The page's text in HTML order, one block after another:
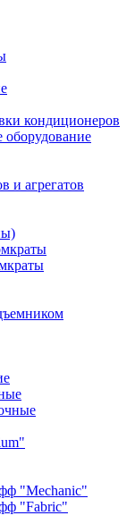
кондиционеров
оборудование
и агрегатов
"Mechanic"
"Fabric"